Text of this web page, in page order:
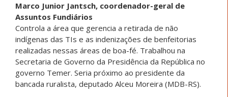
Marco Junior Jantsch, coordenador-geral de
Assuntos Fundiários
Controla a área que gerencia a retirada de não
indígenas das TIs e as indenizações de benfeitorias
realizadas nessas áreas de boa-fé. Trabalhou na
Secretaria de Governo da Presidência da República no
governo Temer. Seria próximo ao presidente da
bancada ruralista, deputado Alceu Moreira (MDB-RS).